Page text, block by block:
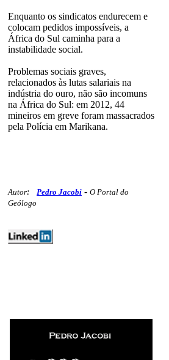
Enquanto os sindicatos endurecem e
colocam pedidos impossíveis, a
África do Sul caminha para a
instabilidade social.
Problemas sociais graves,
relacionados às lutas salariais na
indústria do ouro, não são incomuns
na África do Sul: em 2012, 44
mineiros em greve foram massacrados
pela Polícia em Marikana.
Autor: Pedro Jacobi - O Portal do
Geólogo